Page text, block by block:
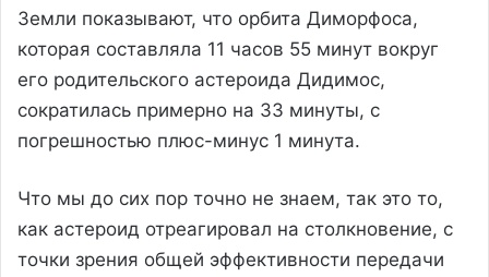
Земли показывают, что орбита Диморфоса,
которая составляла 11 часов 55 минут вокруг
его родительского астероида Дидимос,
сократилась примерно на 33 минуты, с
погрешностью плюс-минус 1 минута.
Что мы до сих пор точно не знаем, так это то,
как астероид отреагировал на столкновение, с
точки зрения общей эффективности передачи